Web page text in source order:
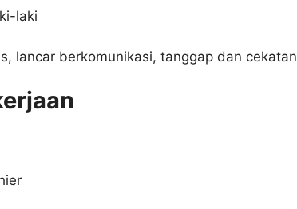
laki
lancar berkomunikasi, tanggap dan cekatan